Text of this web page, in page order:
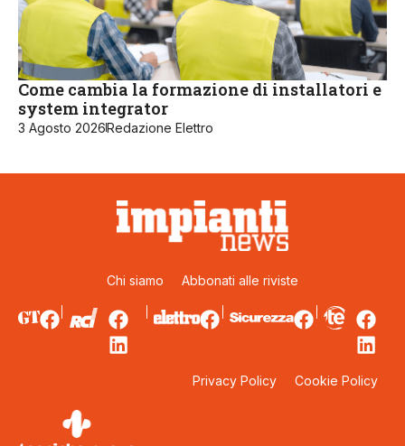
Come cambia la formazione di installatori e
system integrator
3 Agosto 2026Redazione Elettro
Chi siamo Abbonati alle riviste
Privacy Policy Cookie Policy